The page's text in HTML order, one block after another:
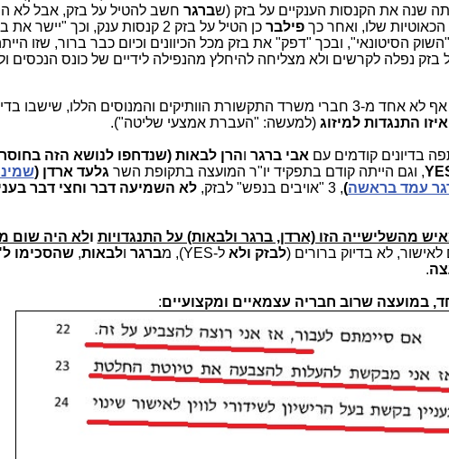
שנה את הקנסות הענקיים על בזק (שברגר חשב להטיל על בזק, אבל לא
שלו, ואחר כךפילבר
כן הטיל על בזק 2 קנסות ענק, וכך
הסיטונאי", ובכך "דפק" את בזק מכל הכיוונים וכיום כבר ברור, שזו
נפלה לקרשים ולא מצליחה להיחלץ מהנפילה לידיים של כונס הנכסים
המעמיק במועצה, אף לא אחד מ-3 חברי משרד התקשורת הוותיקים והמנוסים הללו, שישבו
התנגדות למיזוג (למעשה: "העברת אמצעי שליטה").
בדיונים קודמים עם אבי ברגר והרן לבאות (שנדחפו לנושא הזה
, וגם הייתה קודם בתפקיד יו"ר המועצה בתקופת השר גלעד ארדן (
עמד בראשה), 3 "אויבים בנפש" לבזק,
לא השמיעה דבר וחצי דבר
מהשלישייה הזו (ארדן, ברגר ולבאות) על התנגדויות ולא היה שום
לאישור, לא בדיוק ברורים (לבזק ולאל-YES), מ ברגר ולבאות,שהסכימו
.
במועצה שרוב חבריה עצמאיים ומקצועיים: